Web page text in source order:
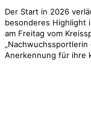
Der Start in 2026
besonderes Highlight
am Freitag vom
Anerkennung für ihre